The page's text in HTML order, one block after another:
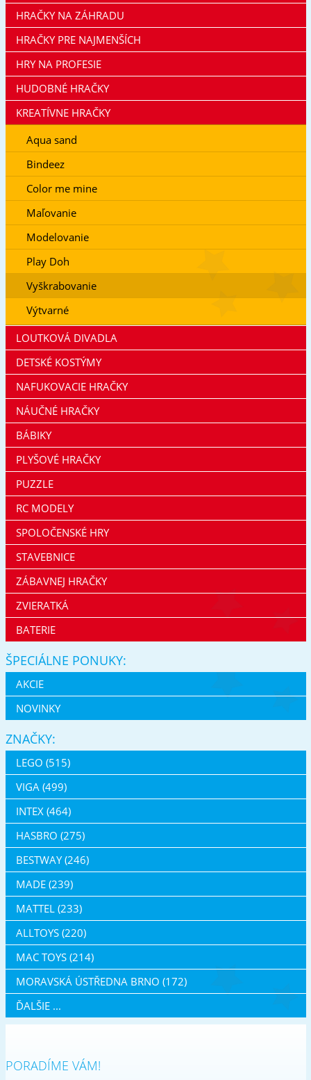
HRAČKY NA ZÁHRADU
HRAČKY PRE NAJMENŠÍCH
HRY NA PROFESIE
HUDOBNÉ HRAČKY
KREATÍVNE HRAČKY
Aqua sand
Bindeez
Color me mine
Maľovanie
Modelovanie
Play Doh
Vyškrabovanie
Výtvarné
LOUTKOVÁ DIVADLA
DETSKÉ KOSTÝMY
NAFUKOVACIE HRAČKY
NÁUČNÉ HRAČKY
BÁBIKY
PLYŠOVÉ HRAČKY
PUZZLE
RC MODELY
SPOLOČENSKÉ HRY
STAVEBNICE
ZÁBAVNEJ HRAČKY
ZVIERATKÁ
BATERIE
ŠPECIÁLNE PONUKY:
AKCIE
NOVINKY
ZNAČKY:
LEGO (515)
VIGA (499)
INTEX (464)
HASBRO (275)
BESTWAY (246)
MADE (239)
MATTEL (233)
ALLTOYS (220)
MAC TOYS (214)
MORAVSKÁ ÚSTŘEDNA BRNO (172)
ĎALŠIE ...
PORADÍME VÁM!